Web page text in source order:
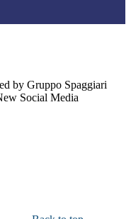
by Gruppo Spaggiari
Social Media